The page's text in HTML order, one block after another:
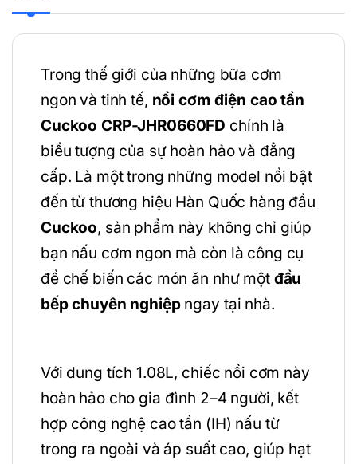
Trong thế giới của những bữa cơm
ngon và tinh tế, nồi cơm điện cao tần
Cuckoo CRP-JHR0660FD chính là
biểu tượng của sự hoàn hảo và đẳng
cấp. Là một trong những model nổi bật
đến từ thương hiệu Hàn Quốc hàng đầu
Cuckoo, sản phẩm này không chỉ giúp
bạn nấu cơm ngon mà còn là công cụ
để chế biến các món ăn như một đầu
bếp chuyên nghiệpngay tại nhà.
Với dung tích 1.08L, chiếc nồi cơm này
hoàn hảo cho gia đình 2–4 người, kết
hợp công nghệ cao tần (IH) nấu từ
trong ra ngoài và áp suất cao, giúp hạt